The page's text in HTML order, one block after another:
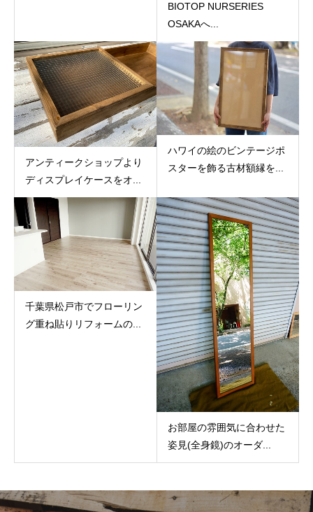
BIOTOP NURSERIES
OSAKAへ...
アンティークショップより
ディスプレイケースをオ...
ハワイの絵のビンテージポ
スターを飾る古材額縁を...
千葉県松戸市でフローリン
グ重ね貼りリフォームの...
お部屋の雰囲気に合わせた
姿見(全身鏡)のオーダ...